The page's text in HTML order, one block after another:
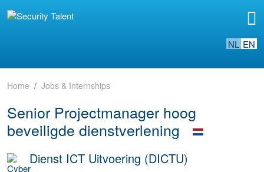
NL EN
Home Jobs & Internships
Senior Projectmanager hoog
beveiligde dienstverlening
Dienst ICT Uitvoering (DICTU)